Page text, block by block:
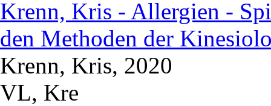
Krenn, Kris - Allergien -
den Methoden der
Krenn, Kris, 2020
VL, Kre